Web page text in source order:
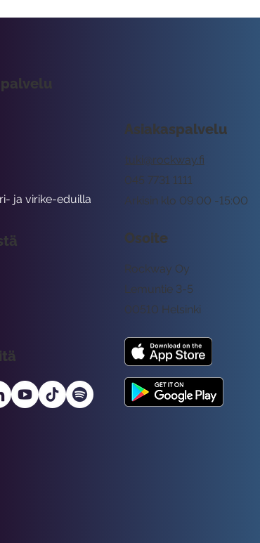
Asiakaspalvelu
tuki@rockway.fi
Arkisin klo 09:00 -15:00
045 7731 1111
Osoite
Rockway Oy
Lemuntie 3-5
00510 Helsinki
ja virike-eduilla